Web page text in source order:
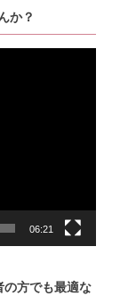
か？
06:21
方でも最適な